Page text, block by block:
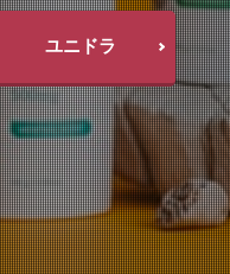
ユニドラ